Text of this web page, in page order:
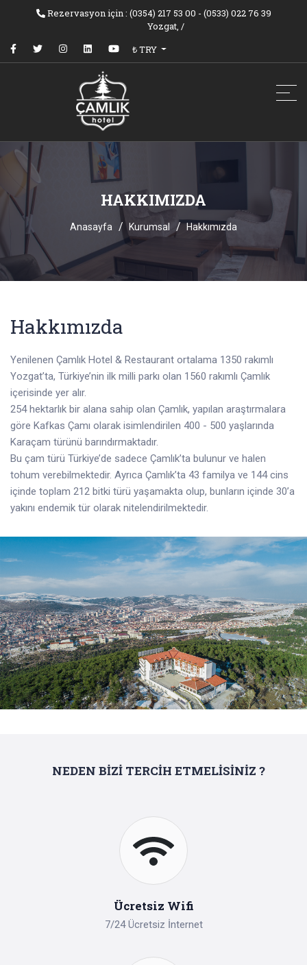
Rezervasyon için : (0354) 217 53 00 - (0533) 022 76 39
Yozgat, /
₺ TRY
HAKKIMIZDA
Anasayfa Kurumsal Hakkımızda
Hakkımızda
Yenilenen Çamlık Hotel & Restaurant ortalama 1350 rakımlı
Yozgat’ta, Türkiye’nin ilk milli parkı olan 1560 rakımlı Çamlık
içerisinde yer alır.
254 hektarlık bir alana sahip olan Çamlık, yapılan araştırmalara
göre Kafkas Çamı olarak isimlendirilen 400 - 500 yaşlarında
Karaçam türünü barındırmaktadır.
Bu çam türü Türkiye’de sadece Çamlık’ta bulunur ve halen
tohum verebilmektedir. Ayrıca Çamlık’ta 43 familya ve 144 cins
içinde toplam 212 bitki türü yaşamakta olup, bunların içinde 30’a
yakını endemik tür olarak nitelendirilmektedir.
NEDEN BİZİ TERCİH ETMELİSİNİZ ?
Ücretsiz Wifi
7/24 Ücretsiz İnternet